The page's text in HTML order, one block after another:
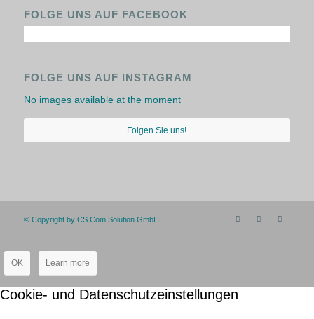
FOLGE UNS AUF FACEBOOK
FOLGE UNS AUF INSTAGRAM
No images available at the moment
Folgen Sie uns!
© Copyright by CS Com Solution GmbH
OK Learn more
Cookie- und Datenschutzeinstellungen